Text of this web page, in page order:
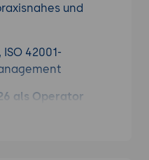
und
42001-
als Operator
erste internationale